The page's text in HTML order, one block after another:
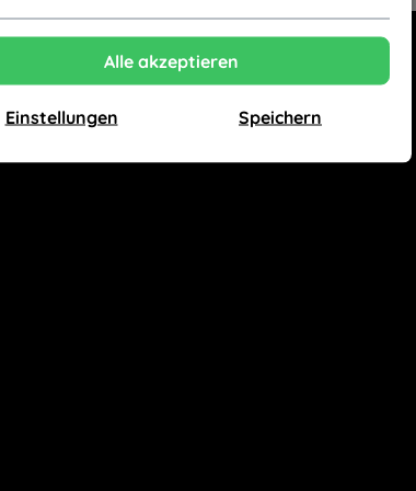
Alle akzeptieren
Einstellungen Speichern